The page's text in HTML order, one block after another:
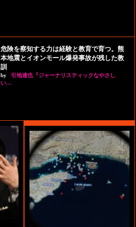
危険を察知する力は経験と教育で育つ。熊
本地震とイオンモール爆発事故が残した教
訓
by
引地達也『ジャーナリスティックなやさし
い…